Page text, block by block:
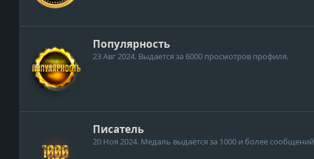
Популярность
23 Авг 2024. Выдается за 6000 просмотров профиля.
Писатель
20 Ноя 2024. Медаль выдаётся за 1000 и более сообщений